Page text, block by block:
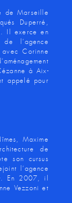
de Marseille
Duperré,
Il exerce en
l’agence
Corinne
à Aix-
appelé pour
Maxime
de
son cursus
l’agence
En 2007, il
Vezzoni et